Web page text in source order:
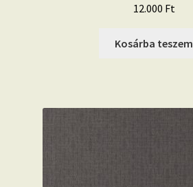
12.000 Ft
Kosárba teszem